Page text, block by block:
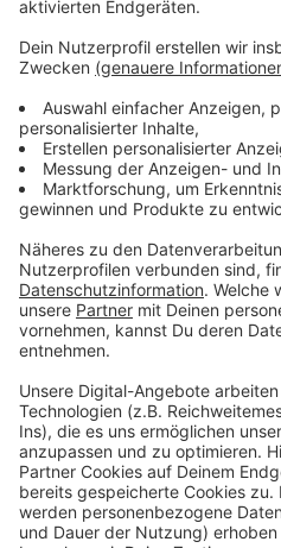
allerdings noch mindestens
Weitere Infos und Links zum
Fuhrpark der Rheinbahn!
Die Rheinbahn wartet auch
Bahnen!
Anzeige
Anzeige